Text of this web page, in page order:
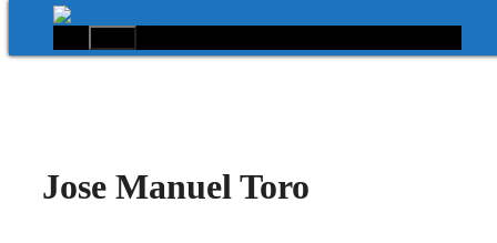
Jose Manuel Toro